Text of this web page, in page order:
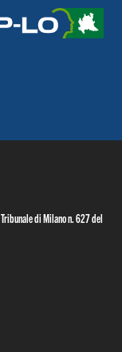
di Milano n. 627 del